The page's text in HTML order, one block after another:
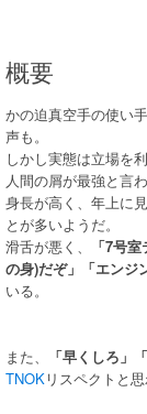
概要
かの迫真空手の使い
声も。
しかし実態は立場を
人間の屑が最強と言
身長が高く、年上に
とが多いようだ。
滑舌が悪く、
「7号
の身)だぞ」「エンジ
いる。
また、 「早くしろ」
TNOKリスペクトと